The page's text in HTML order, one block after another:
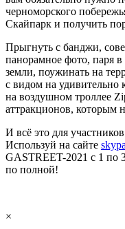
черноморского
Скайпарк и получить
Прыгнуть с банджи,
панорамное фото, паря
земли, поужинать на
с видом на удивительно
на воздушном троллее
аттракционов, которым
И всё это для
Используй на сайте
GASTREET-2021 с 1 по
по полной!
×